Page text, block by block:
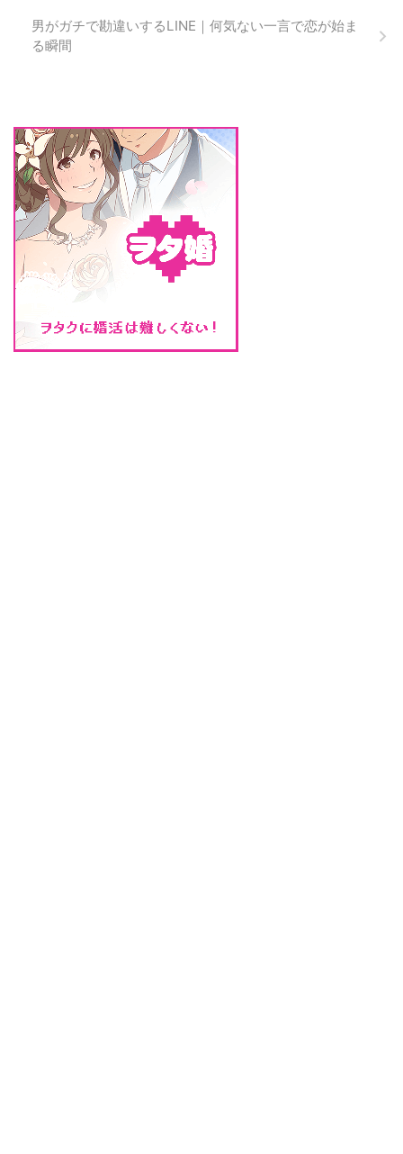
よく 「恋の駆け引きが上手な女
性がモテる」 と言われますが、
少しズレています。 正確には、
扱いがうまい人、と言ったほうが
近いかもしれません。 ...
男がガチで勘違いするLINE｜何気ない一言で恋が始ま
る瞬間